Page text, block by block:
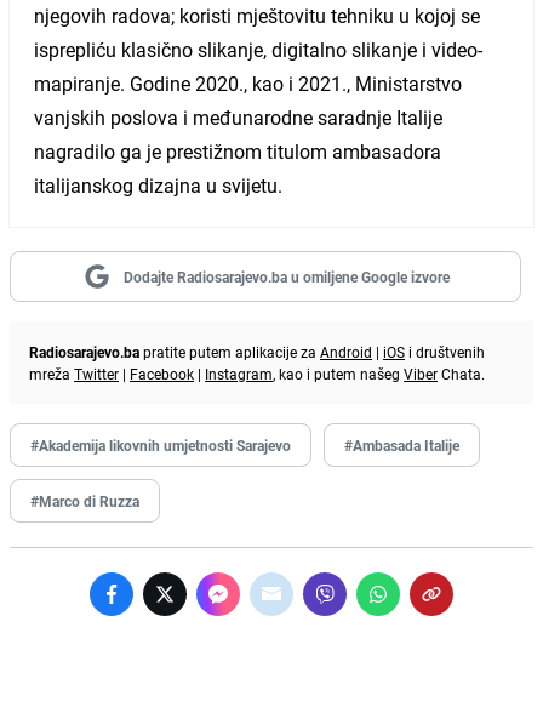
njegovih radova; koristi mještovitu tehniku u kojoj se
isprepliću klasično slikanje, digitalno slikanje i video-
mapiranje. Godine 2020., kao i 2021., Ministarstvo
vanjskih poslova i međunarodne saradnje Italije
nagradilo ga je prestižnom titulom ambasadora
italijanskog dizajna u svijetu.
Dodajte Radiosarajevo.ba u omiljene Google izvore
Radiosarajevo.bapratite putem aplikacije za Android | iOS i društvenih
mreža Twitter | Facebook | Instagram, kao i putem našeg ViberChata.
#Akademija likovnih umjetnosti Sarajevo #Ambasada Italije
#Marco di Ruzza